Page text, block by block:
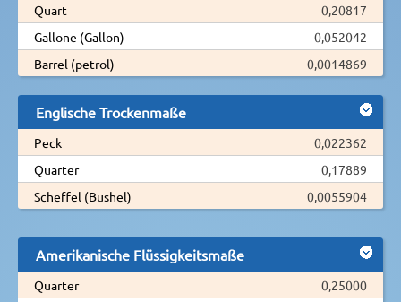
Quart
0,20817
Gallone (Gallon)
0,052042
Barrel (petrol)
0,0014869
Englische Trockenmaße
Peck
0,022362
Quarter
0,17889
Scheffel (Bushel)
0,0055904
Amerikanische Flüssigkeitsmaße
Quarter
0,25000